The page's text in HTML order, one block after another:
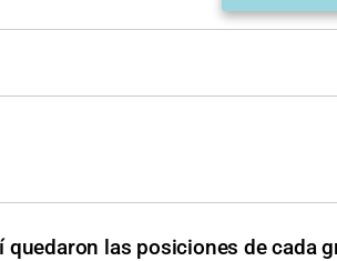
quedaron las posiciones de cada